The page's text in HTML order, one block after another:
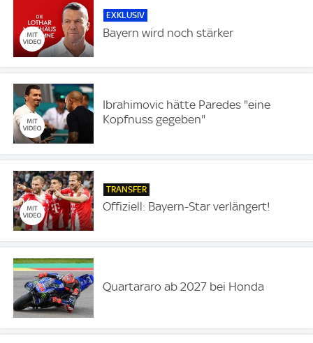
EXKLUSIV
Bayern wird noch stärker
Ibrahimovic hätte Paredes "eine
Kopfnuss gegeben"
TRANSFER
Offiziell: Bayern-Star verlängert!
Quartararo ab 2027 bei Honda